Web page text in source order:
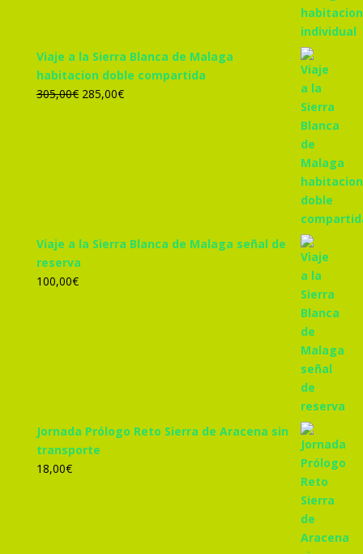
Viaje a la Sierra Blanca de Malaga
habitacion doble compartida
305,00€ El
285,00€El
Viaje a la Sierra Blanca de Malaga señal de
reserva
100,00€
Jornada Prólogo Reto Sierra de Aracena sin
transporte
18,00€